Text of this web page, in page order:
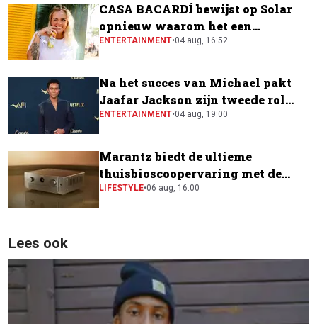
CASA BACARDÍ bewijst op Solar
opnieuw waarom het een
festivalfavoriet is
ENTERTAINMENT•04 aug, 16:52
Na het succes van Michael pakt
Jaafar Jackson zijn tweede rol
naast Will Smith
ENTERTAINMENT•04 aug, 19:00
Marantz biedt de ultieme
thuisbioscoopervaring met de
CINEMA Series 2
LIFESTYLE•06 aug, 16:00
Lees ook